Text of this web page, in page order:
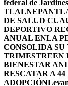
federal de
DE SALUD
DEPORTIVO
ANUAL ENLA
CONSOLIDA
TRIMESTREEN
BIENESTAR
RESCATAR A 44
ADOPCIÓN